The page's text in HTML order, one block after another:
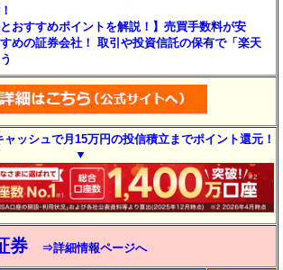
おすすめポイントを解説！】売買手数料が安
めの証券会社！ 取引や投資信託の保有で「楽天
ッシュで月15万円の投信積立までポイント還元！
▼
券 ⇒詳細情報ページへ